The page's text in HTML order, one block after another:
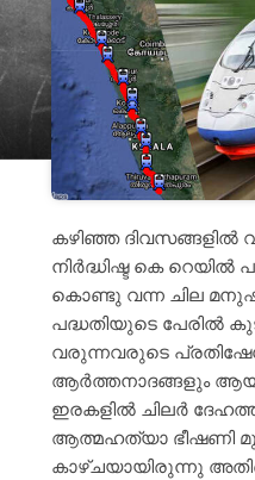
കഴിഞ്ഞ ദിവസങ്ങളിൽ
നിർദ്ധിഷ്ട കെ
കൊണ്ടു വന്ന ചില
പദ്ധതിയുടെ പേരിൽ
വരുന്നവരുടെ
ആർത്തനാദങ്ങളും
ഇരകളിൽ ചിലർ
ആത്മഹത്യാ ഭീഷണി
കാഴ്ചയായിരുന്നു